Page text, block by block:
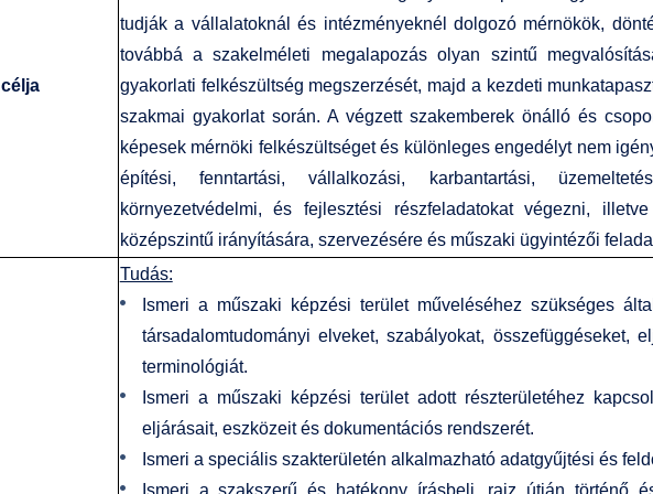
tudják a vállalatoknál és intézményeknél dolgozó mérnökök,
továbbá a szakelméleti megalapozás olyan szintű
gyakorlati felkészültség megszerzését, majd a kezdeti
szakmai gyakorlat során. A végzett szakemberek önálló és
képesek mérnöki felkészültséget és különleges engedélyt nem
építési, fenntartási, vállalkozási, karbantartási,
környezetvédelmi, és fejlesztési részfeladatokat végezni,
középszintű irányítására, szervezésére és műszaki ügyintézői
Tudás:
Ismeri a műszaki képzési terület műveléséhez szükséges
társadalomtudományi elveket, szabályokat, összefüggéseket,
terminológiát.
Ismeri a műszaki képzési terület adott részterületéhez
eljárásait, eszközeit és dokumentációs rendszerét.
Ismeri a speciális szakterületén alkalmazható adatgyűjtési és